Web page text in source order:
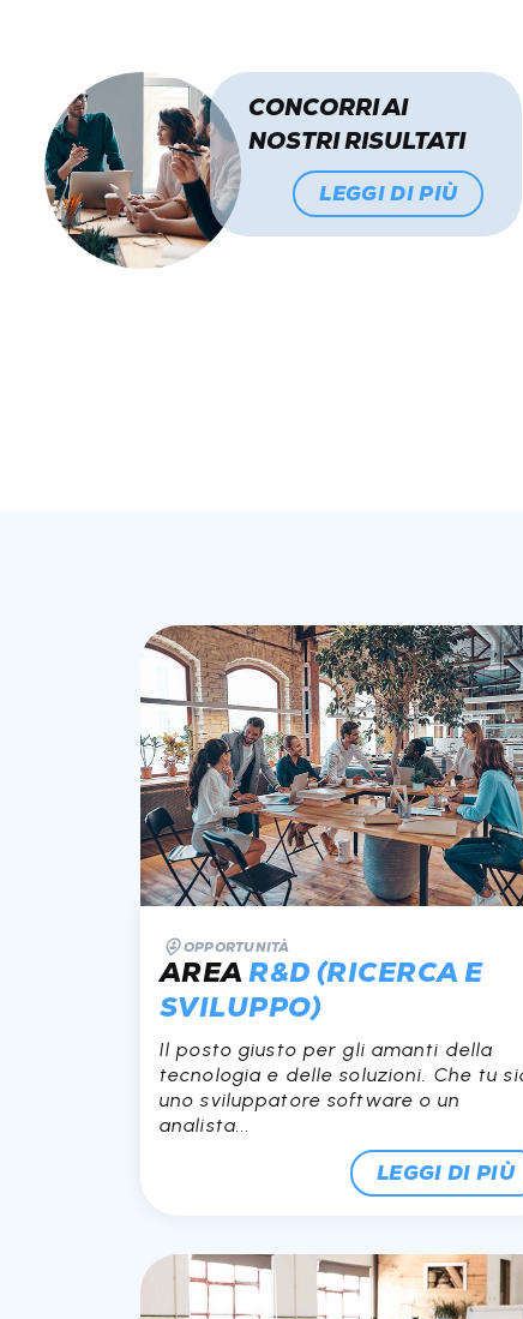
CONCORRI AI
NOSTRI RISULTATI
LEGGI DI PIÙ
OPPORTUNITÀ
AREAR&D (RICERCA E
SVILUPPO)
Il posto giusto per gli amanti della
tecnologia e delle soluzioni. Che tu
uno sviluppatore software o un
analista...
LEGGI DI PIÙ